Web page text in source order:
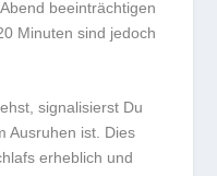
beeinträchtigen
Minuten sind jedoch
signalisierst Du
Ausruhen ist. Dies
erheblich und